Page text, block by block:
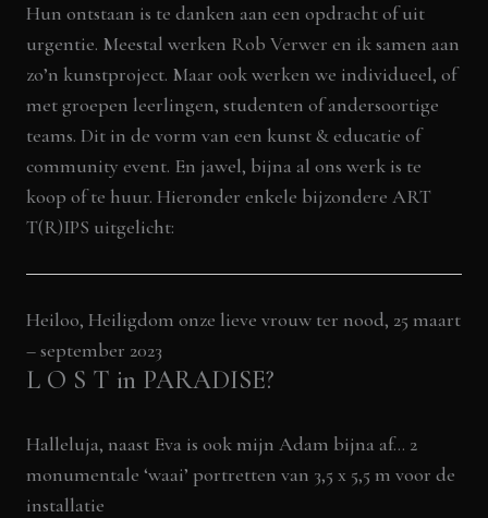
Hun ontstaan is te danken aan een opdracht of uit
urgentie. Meestal werken Rob Verwer en iksamen aan
zo’n kunstproject. Maar ook werken we individueel, of
met groepen leerlingen, studenten of andersoortige
teams. Dit in de vorm van een kunst & educatie of
community event. En jawel, bijna al ons werk is te
koop of te huur. Hieronder enkele bijzondere ART
T(R)IPS uitgelicht:
Heiloo, Heiligdom onze lieve vrouw ter nood, 25 maart
– september 2023
L O S T in PARADISE?
Halleluja, naast Eva is ook mijn Adam bijna af… 2
monumentale ‘waai’ portretten van 3,5 x 5,5 m voor de
installatie